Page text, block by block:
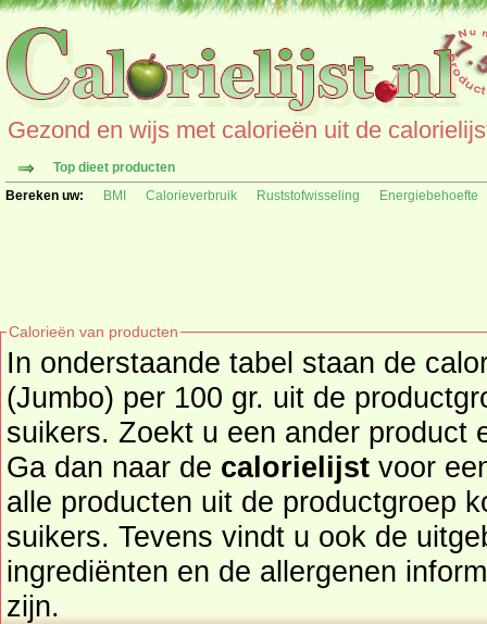
Gezond en wijs met calorieën uit de
Top dieet producten
Bereken uw:
BMI Calorieverbruik Ruststofwisseling Energiebehoefte
Calorieën van producten
In onderstaande tabel staan de
(Jumbo) per 100 gr. uit de
suikers. Zoekt u een ander product en de calorieën daarvan?
Ga dan naar de calorielijst voor een
alle producten uit de productgroep
suikers. Tevens vindt u ook de uitgebreide calorie informatie,
ingrediënten en de allergenen
zijn.